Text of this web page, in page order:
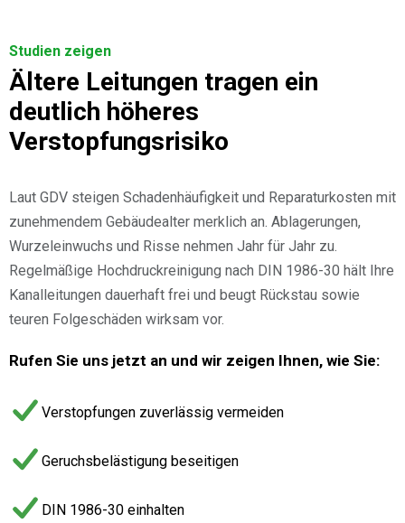
Studien zeigen
Ältere Leitungen tragen ein
deutlich höheres
Verstopfungsrisiko
Laut GDV steigen Schadenhäufigkeit und Reparaturkosten mit
zunehmendem Gebäudealter merklich an. Ablagerungen,
Wurzeleinwuchs und Risse nehmen Jahr für Jahr zu.
Regelmäßige Hochdruckreinigung nach DIN 1986-30 hält Ihre
Kanalleitungen dauerhaft frei und beugt Rückstau sowie
teuren Folgeschäden wirksam vor.
Rufen Sie uns jetzt an und wir zeigen Ihnen, wie Sie:
Verstopfungen zuverlässig vermeiden
Geruchsbelästigung beseitigen
DIN 1986-30 einhalten